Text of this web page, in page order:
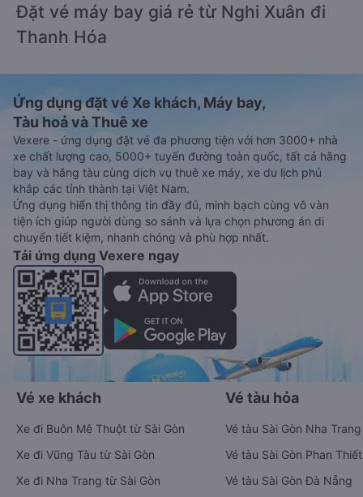
https://vexere.com/vi-VN/booking/ticketinfo
Xem hướng dẫn chi tiết, minh họa bằng hình ảnh
Đặt vé xe Tết 2027 từ Nghi Xuân đi
Thanh Hóa
Vé xe tết 2027 từ Nghi Xuân đi Thanh Hóa vẫn chưa được
công bố. Vexere.com sẽ sớm thông báo cho các bạn thông tin
vé xe Tết 2027 bao gồm giá vé, lịch trình, ngày giờ bán vé
của các hãng xe khách đi tuyến đường Nghi Xuân - Thanh
Hóa và Thanh Hóa - Nghi Xuân ngay khi có thông tin từ các
hãng xe.
Đặt vé máy bay giá rẻ từ Nghi Xuân đi
Thanh Hóa
Ứng dụng đặt vé Xe khách, Máy bay,
Tàu hoả và Thuê xe
Vexere - ứng dụng đặt vé đa phương tiện với hơn 3000+ nhà
xe chất lượng cao, 5000+ tuyến đường toàn quốc, tất cả hãng
bay và hãng tàu cùng dịch vụ thuê xe máy, xe du lịch phủ
khắp các tỉnh thành tại Việt Nam.
tiện ích giúp người dùng so sánh và lựa chọn phương án di
chuyển tiết kiệm, nhanh chóng và phù hợp nhất.
Tải ứng dụng Vexere ngay